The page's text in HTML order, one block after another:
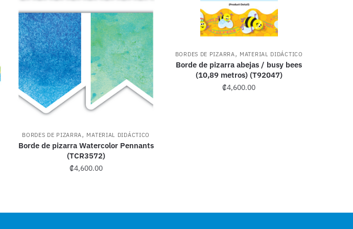
BORDES DE PIZARRA, MATERIAL DIDÁCTICO
Borde de pizarra Watercolor Pennants
(TCR3572)
₡4,600.00
BORDES DE PIZARRA, MATERIAL DIDÁCTICO
Borde de pizarra abejas / busy bees
(10,89 metros) (T92047)
₡4,600.00